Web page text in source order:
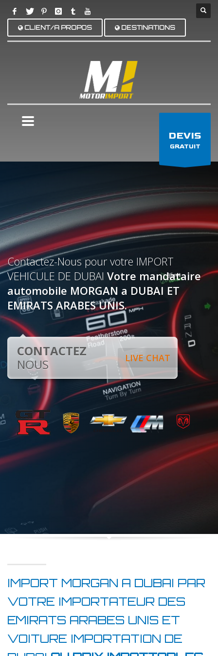
CLIENT/A PROPOS DESTINATIONS
DEVIS
GRATUIT
Contactez-Nous pour votre IMPORT
VEHICULE DE DUBAI Votre mandataire
automobile MORGAN a DUBAI ET
EMIRATS ARABES UNIS.
LIVE CHAT
CONTACTEZ
NOUS
IMPORT MORGAN A DUBAI PAR
VOTRE IMPORTATEUR DES
EMIRATS ARABES UNIS ET
VOITURE IMPORTATION DE